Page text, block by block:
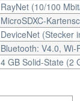
RayNet (10/100
MicroSDXC-
DeviceNet (Stecker
Bluetooth: V4.0,
4 GB Solid-State (2